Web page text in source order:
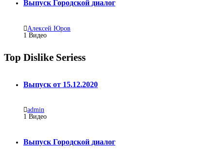
Выпуск Городской диалог
Алексей Юров
1 Видео
Top Dislike Seriess
Выпуск от 15.12.2020
admin
1 Видео
Выпуск Городской диалог